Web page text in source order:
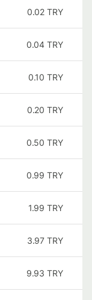
0.02 TRY
0.04 TRY
0.10 TRY
0.20 TRY
0.50 TRY
0.99 TRY
1.99 TRY
3.97 TRY
9.93 TRY